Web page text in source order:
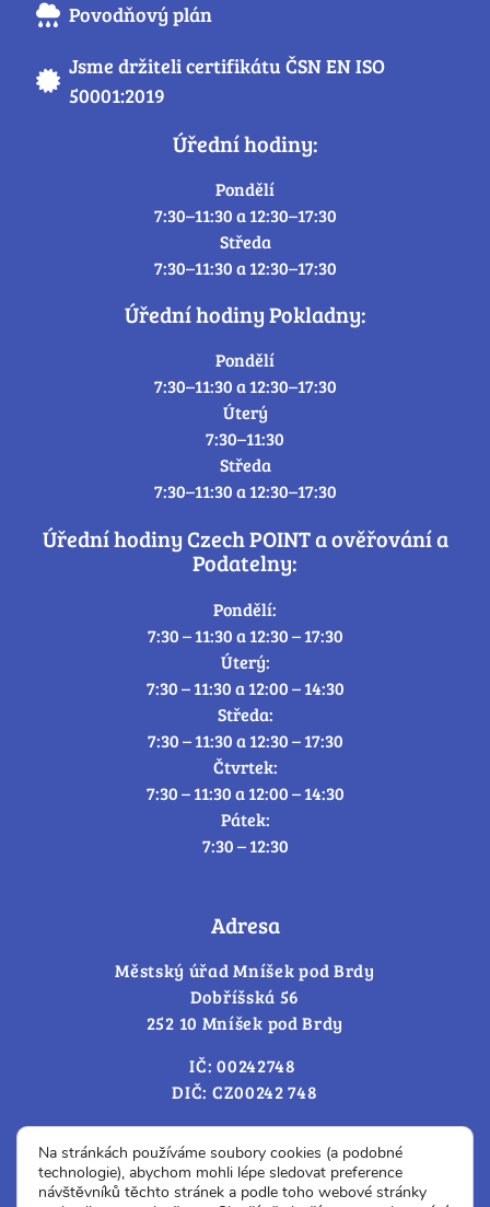
Povodňový plán
Jsme držiteli certifikátu ČSN EN ISO
50001:2019
Úřední hodiny:
Pondělí
7:30–11:30 a 12:30–17:30
Středa
7:30–11:30 a 12:30–17:30
Úřední hodiny Pokladny:
Pondělí
7:30–11:30 a 12:30–17:30
Úterý
7:30–11:30
Středa
7:30–11:30 a 12:30–17:30
Úřední hodiny Czech POINT a ověřování a
Podatelny:
Pondělí:
7:30 – 11:30 a 12:30 – 17:30
Úterý:
7:30 – 11:30 a 12:00 – 14:30
Středa:
7:30 – 11:30 a 12:30 – 17:30
Čtvrtek:
7:30 – 11:30 a 12:00 – 14:30
Pátek:
7:30 – 12:30
Adresa
Městský úřad Mníšek pod Brdy
Dobříšská 56
252 10 Mníšek pod Brdy
IČ: 00242748
DIČ: CZ00242 748
Cookies – změna souhlasu
Na stránkách používáme soubory cookies (a podobné
technologie), abychom mohli lépe sledovat preference
návštěvníků těchto stránek a podle toho webové stránky